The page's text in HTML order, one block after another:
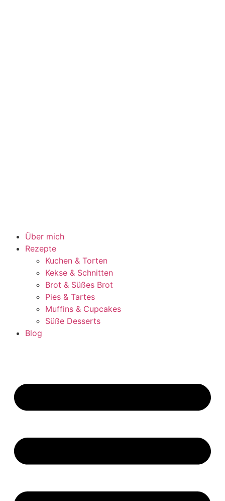
Über mich
Rezepte
Kuchen & Torten
Kekse & Schnitten
Brot & Süßes Brot
Pies & Tartes
Muffins & Cupcakes
Süße Desserts
Blog